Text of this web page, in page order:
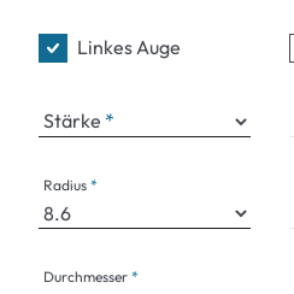
Linkes Auge
Stärke
Radius
Durchmesser